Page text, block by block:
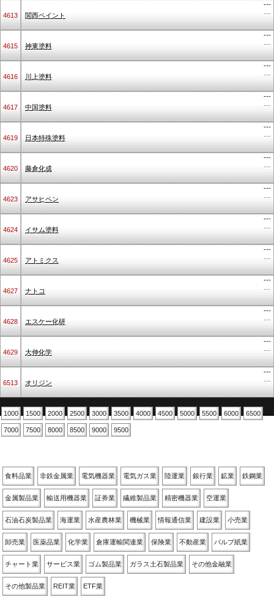
4613 関西ペイント
---
---
4615 神東塗料
---
---
4616 川上塗料
---
---
4617 中国塗料
---
---
4619 日本特殊塗料
---
---
4620 藤倉化成
---
---
4623 アサヒペン
---
---
4624 イサム塗料
---
---
4625 アトミクス
---
---
4627 ナトコ
---
---
4628 エスケー化研
---
---
4629 大伸化学
---
---
6513 オリジン
---
---
1000 1500 2000 2500 3000 3500 4000 4500 5000 5500 6000 6500
7000 7500 8000 8500 9000 9500
食料品業 非鉄金属業 電気機器業 電気ガス業 陸運業 銀行業 鉱業 鉄鋼業
金属製品業 輸送用機器業 証券業 繊維製品業 精密機器業 空運業
石油石炭製品業 海運業 水産農林業 機械業 情報通信業 建設業 小売業
卸売業 医薬品業 化学業 倉庫運輸関連業 保険業 不動産業 パルプ紙業
チャート業 サービス業 ゴム製品業 ガラス土石製品業 その他金融業
その他製品業 REIT業 ETF業